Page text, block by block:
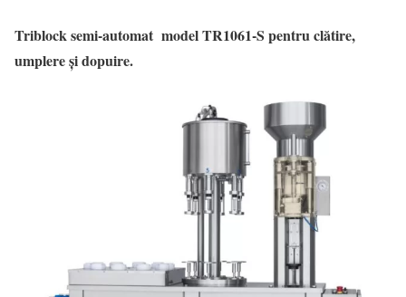
Triblock semi-automat model TR1061-S pentru clătire,
umplere și dopuire.